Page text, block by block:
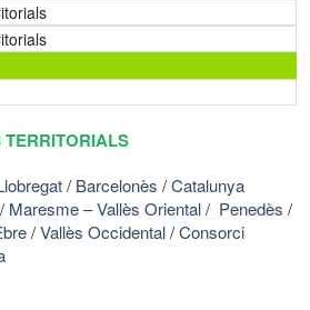
/ Barcelonès /Catalunya
/ Maresme – Vallès Oriental/ Penedès /
/Vallès Occidental/Consorci